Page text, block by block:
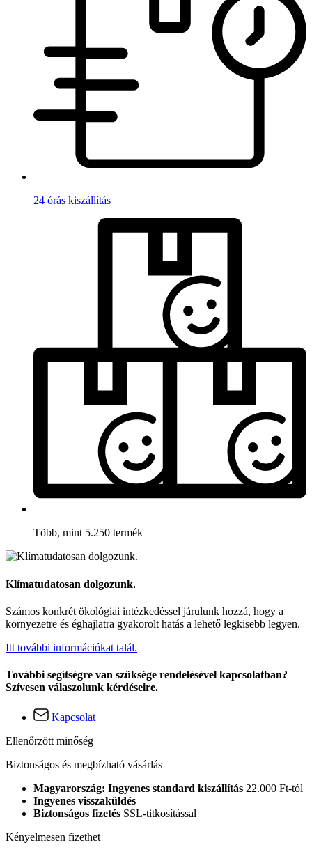
24 órás kiszállítás
Több, mint 5.250 termék
Klímatudatosan dolgozunk.
Számos konkrét ökológiai intézkedéssel járulunk hozzá, hogy a
környezetre és éghajlatra gyakorolt hatás a lehető legkisebb legyen.
Itt további információkat talál.
További segítségre van szüksége rendelésével kapcsolatban?
Szívesen válaszolunk kérdéseire.
Kapcsolat
Ellenőrzött minőség
Biztonságos és megbízható vásárlás
Magyarország: Ingyenes standard kiszállítás 22.000 Ft-tól
Ingyenes visszaküldés
Biztonságos fizetés SSL-titkosítással
Kényelmesen fizethet